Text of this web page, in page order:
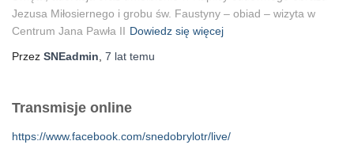
Jezusa Miłosiernego i grobu św. Faustyny – obiad – wizyta w
Centrum Jana Pawła II Dowiedz się więcej
Przez SNEadmin 7 lat temu
Transmisje online
https://www.facebook.com/snedobrylotr/live/